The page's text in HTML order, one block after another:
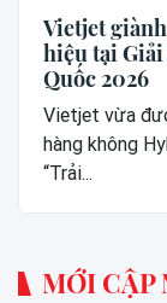
Vietjet
hiệu tại
Quốc 2026
Vietjet vừa
hàng không
“Trải...
MỚI CẬP